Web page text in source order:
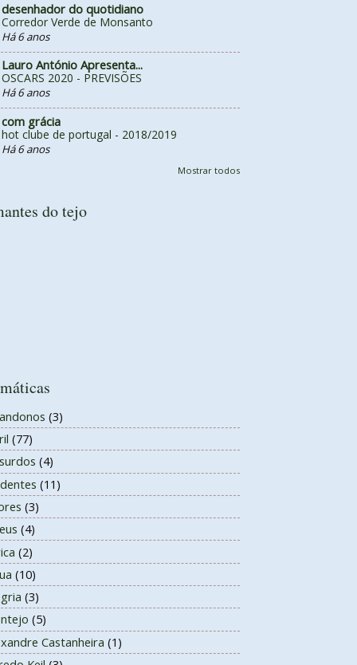
desenhador do quotidiano
Corredor Verde de Monsanto
Há 6 anos
Lauro António Apresenta...
OSCARS 2020 - PREVISÕES
Há 6 anos
com grácia
hot clube de portugal - 2018/2019
Há 6 anos
Mostrar todos
do tejo
(3)
(77)
(4)
(11)
(3)
(4)
(2)
(10)
(3)
(5)
Castanheira (1)